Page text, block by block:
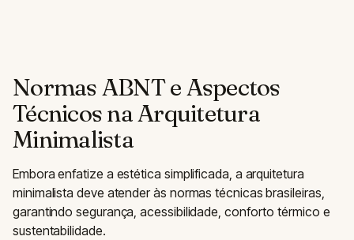
Normas ABNT e Aspectos
Técnicos na Arquitetura
Minimalista
Embora enfatize a estética simplificada, a arquitetura
minimalista deve atender às normas técnicas brasileiras,
garantindo segurança, acessibilidade, conforto térmico e
sustentabilidade.